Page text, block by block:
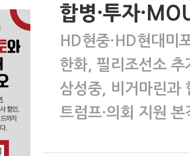
합병·투자
HD현중·HD현대
한화, 필리조선소
삼성중, 비거마린
트럼프·의회 지원